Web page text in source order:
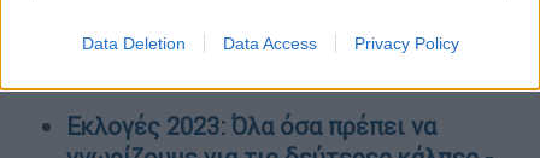
Data Deletion Data Access Privacy Policy
Εκλογές 2023: Όλα όσα πρέπει να